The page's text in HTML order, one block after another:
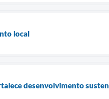
local
desenvolvimento